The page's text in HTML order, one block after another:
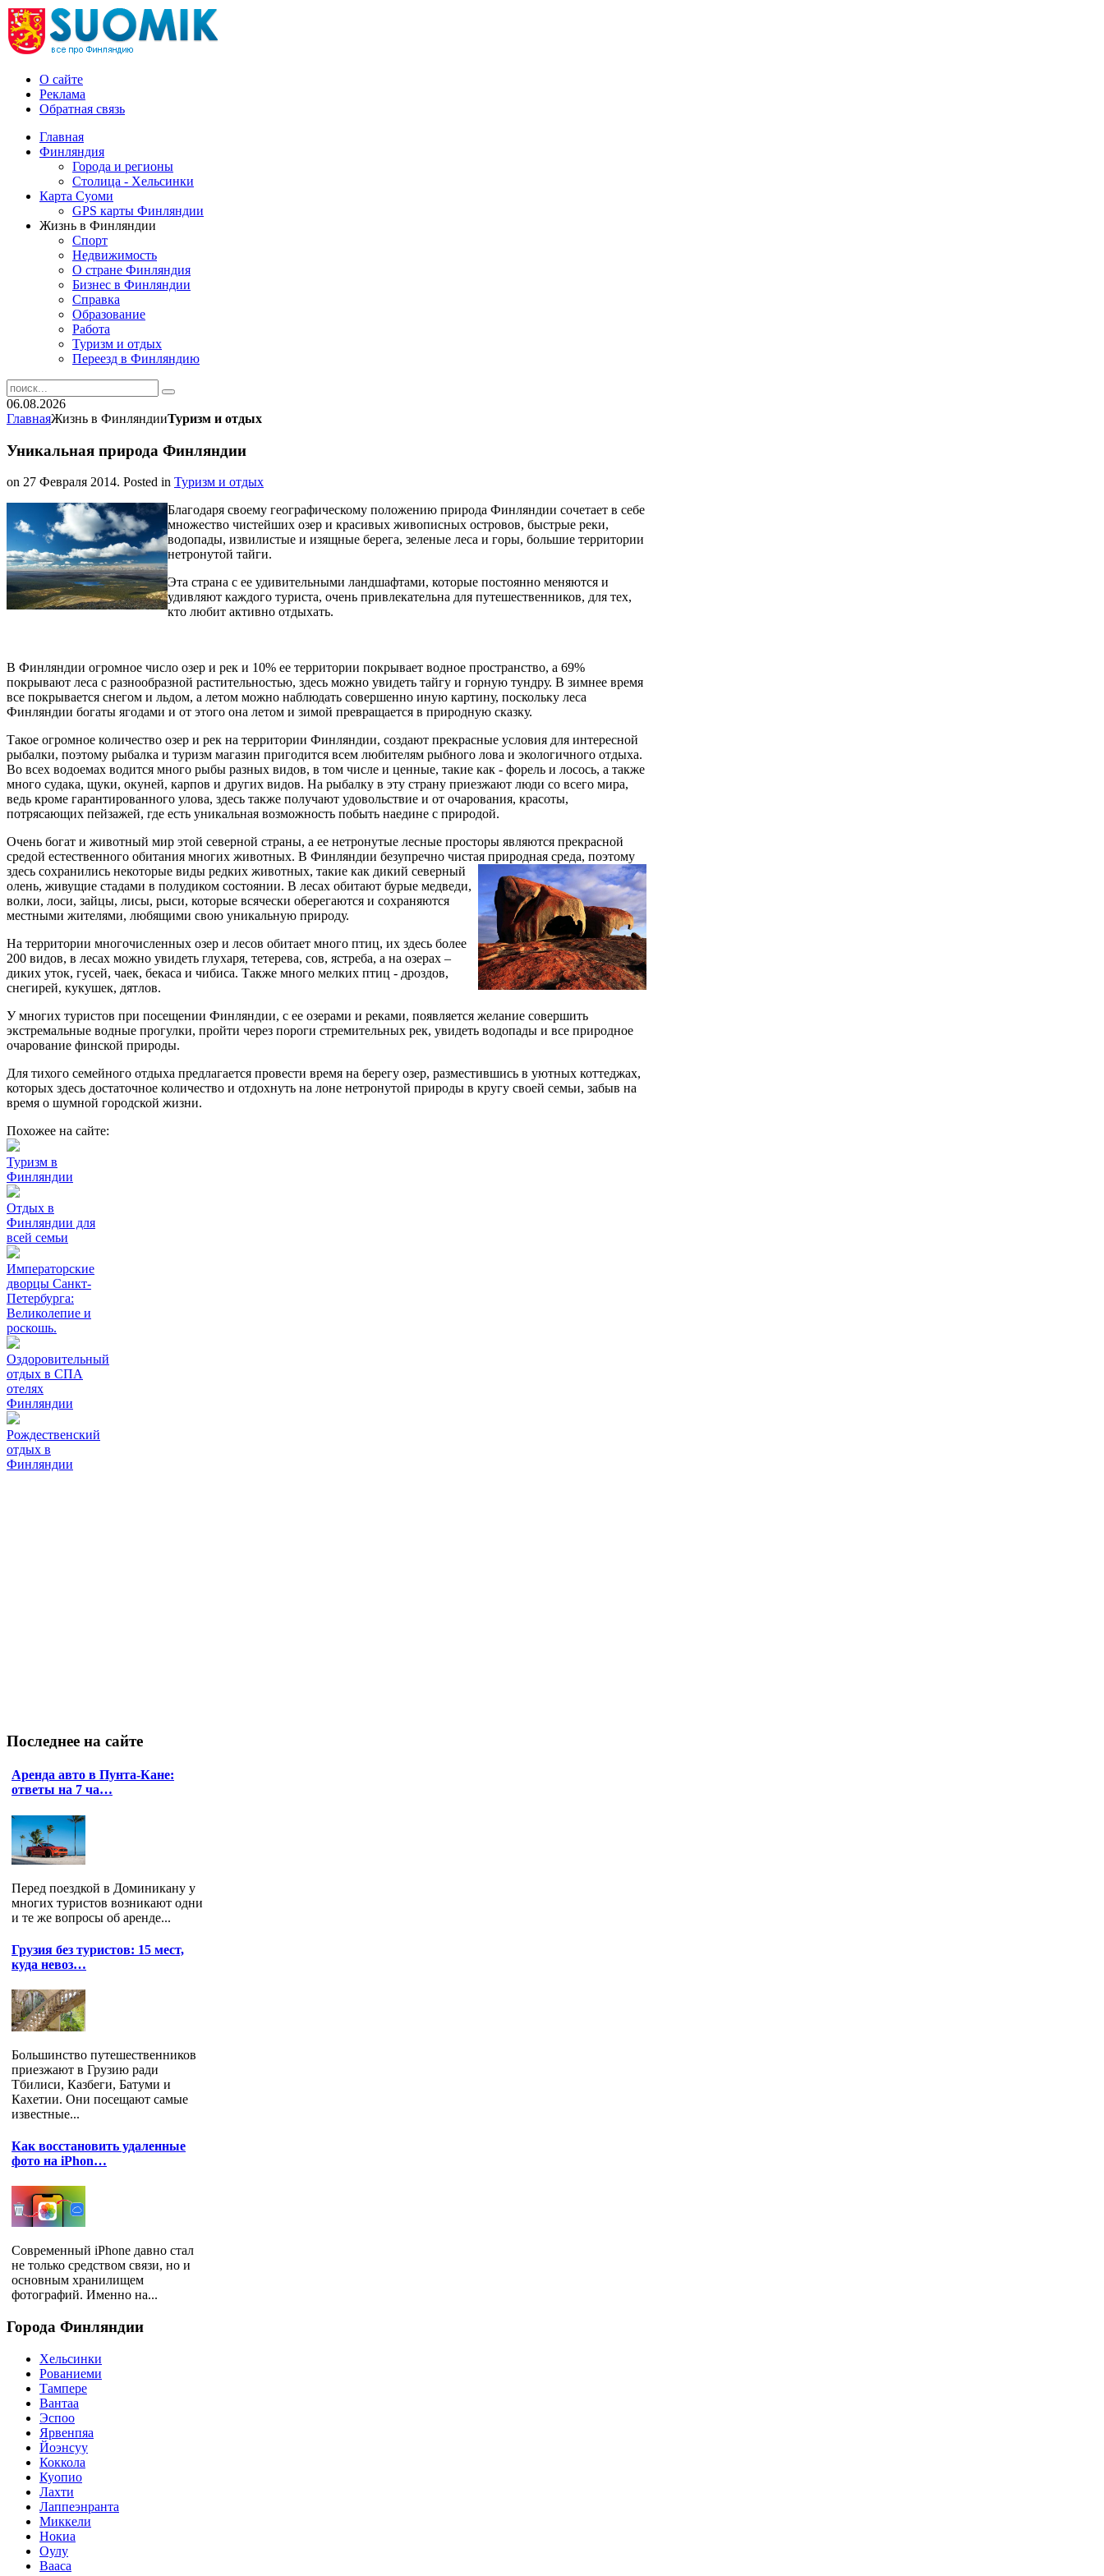
О сайте
Реклама
Обратная связь
Главная
Финляндия
Города и регионы
Столица - Хельсинки
Карта Суоми
GPS карты Финляндии
Жизнь в Финляндии
Спорт
Недвижимость
О стране Финляндия
Бизнес в Финляндии
Справка
Образование
Работа
Туризм и отдых
Переезд в Финляндию
06.08.2026
ГлавнаяЖизнь в ФинляндииТуризм и отдых
Уникальная природа Финляндии
on 27 Февраля 2014. Posted in Туризм и отдых
Благодаря своему географическому положению природа Финляндии сочетает в себе
множество чистейших озер и красивых живописных островов, быстрые реки,
водопады, извилистые и изящные берега, зеленые леса и горы, большие территории
нетронутой тайги.
Эта страна с ее удивительными ландшафтами, которые постоянно меняются и
удивляют каждого туриста, очень привлекательна для путешественников, для тех,
кто любит активно отдыхать.
В Финляндии огромное число озер и рек и 10% ее территории покрывает водное пространство, а 69%
покрывают леса с разнообразной растительностью, здесь можно увидеть тайгу и горную тундру. В зимнее время
все покрывается снегом и льдом, а летом можно наблюдать совершенно иную картину, поскольку леса
Финляндии богаты ягодами и от этого она летом и зимой превращается в природную сказку.
Такое огромное количество озер и рек на территории Финляндии, создают прекрасные условия для интересной
рыбалки, поэтому рыбалка и туризм магазин пригодится всем любителям рыбного лова и экологичного отдыха.
Во всех водоемах водится много рыбы разных видов, в том числе и ценные, такие как - форель и лосось, а также
много судака, щуки, окуней, карпов и других видов. На рыбалку в эту страну приезжают люди со всего мира,
ведь кроме гарантированного улова, здесь также получают удовольствие и от очарования, красоты,
потрясающих пейзажей, где есть уникальная возможность побыть наедине с природой.
Очень богат и животный мир этой северной страны, а ее нетронутые лесные просторы являются прекрасной
средой естественного обитания многих животных. В Финляндии безупречно чистая природная среда, поэтому
здесь сохранились некоторые виды редких животных, такие как дикий северный
олень, живущие стадами в полудиком состоянии. В лесах обитают бурые медведи,
волки, лоси, зайцы, лисы, рыси, которые всячески оберегаются и сохраняются
местными жителями, любящими свою уникальную природу.
На территории многочисленных озер и лесов обитает много птиц, их здесь более
200 видов, в лесах можно увидеть глухаря, тетерева, сов, ястреба, а на озерах –
диких уток, гусей, чаек, бекаса и чибиса. Также много мелких птиц - дроздов,
снегирей, кукушек, дятлов.
У многих туристов при посещении Финляндии, с ее озерами и реками, появляется желание совершить
экстремальные водные прогулки, пройти через пороги стремительных рек, увидеть водопады и все природное
очарование финской природы.
Для тихого семейного отдыха предлагается провести время на берегу озер, разместившись в уютных коттеджах,
которых здесь достаточное количество и отдохнуть на лоне нетронутой природы в кругу своей семьи, забыв на
время о шумной городской жизни.
Похожее на сайте:
Туризм в
Финляндии
Отдых в
Финляндии для
всей семьи
Императорские
дворцы Санкт-
Петербурга:
Великолепие и
роскошь.
Оздоровительный
отдых в СПА
отелях
Финляндии
Рождественский
отдых в
Финляндии
Последнее на сайте
Аренда авто в Пунта-Кане:
ответы на 7 ча…
Перед поездкой в Доминикану у
многих туристов возникают одни
и те же вопросы об аренде...
Грузия без туристов: 15 мест,
куда невоз…
Большинство путешественников
приезжают в Грузию ради
Тбилиси, Казбеги, Батуми и
Кахетии. Они посещают самые
известные...
Как восстановить удаленные
фото на iPhon…
Современный iPhone давно стал
не только средством связи, но и
основным хранилищем
фотографий. Именно на...
Города Финляндии
Хельсинки
Рованиеми
Тампере
Вантаа
Эспоо
Ярвенпяа
Йоэнсуу
Коккола
Куопио
Лахти
Лаппеэнранта
Миккели
Нокиа
Оулу
Вааса